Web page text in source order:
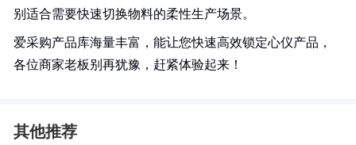
别适合需要快速切换物料的柔性生产场景。
爱采购产品库海量丰富，能让您快速高效锁定心仪产品，
各位商家老板别再犹豫，赶紧体验起来！
其他推荐